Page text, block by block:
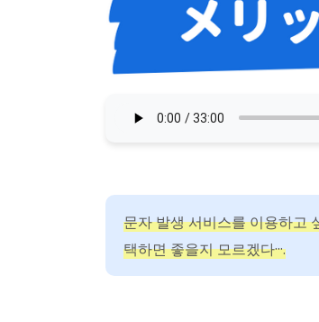
문자 발생 서비스를 이용하고
택하면 좋을지 모르겠다···.